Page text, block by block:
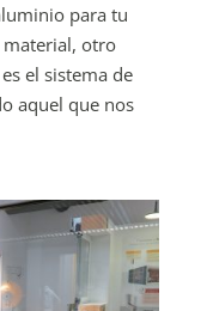
para tu
material, otro
el sistema de
aquel que nos